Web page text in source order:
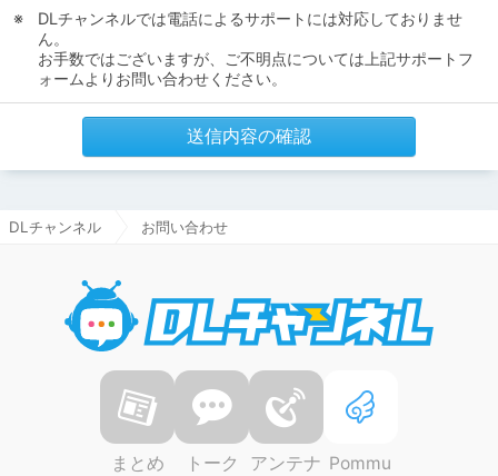
DLチャンネルでは電話によるサポートには対応しておりませ
ん。
お手数ではございますが、ご不明点については上記サポートフ
ォームよりお問い合わせください。
送信内容の確認
DLチャンネル お問い合わせ
まとめ トーク アンテナ Pommu